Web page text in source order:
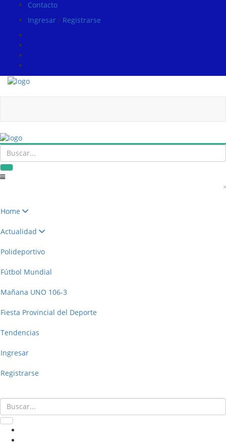
Contacto
Ingresar / Registrarse
Home
Actualidad
Polideportivo
Fútbol Mundial
Mañana UNO 106-3
Fiesta Provincial del Deporte
Tendencias
Ingresar
Registrarse